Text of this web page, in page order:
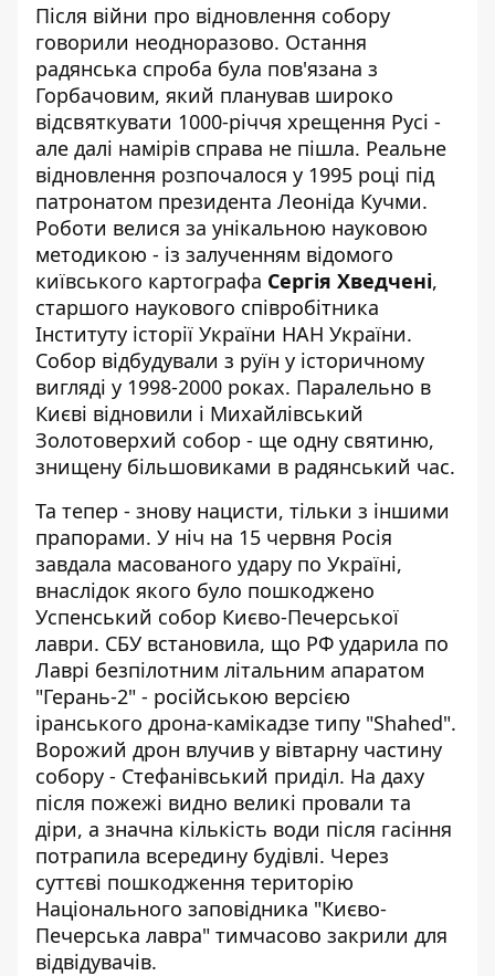
Після війни про відновлення собору
говорили неодноразово. Остання
радянська спроба була пов'язана з
Горбачовим, який планував широко
відсвяткувати 1000-річчя хрещення Русі -
але далі намірів справа не пішла. Реальне
відновлення розпочалося у 1995 році під
патронатом президента Леоніда Кучми.
Роботи велися за унікальною науковою
методикою - із залученням відомого
київського картографа Сергія Хведчені,
старшого наукового співробітника
Інституту історії України НАН України.
Собор відбудували з руїн у історичному
вигляді у 1998-2000 роках. Паралельно в
Києві відновили і Михайлівський
Золотоверхий собор - ще одну святиню,
знищену більшовиками в радянський час.
Та тепер - знову нацисти, тільки з іншими
прапорами. У ніч на 15 червня Росія
завдала масованого удару по Україні,
внаслідок якого було пошкоджено
Успенський собор Києво-Печерської
лаври. СБУ встановила, що РФ ударила по
Лаврі безпілотним літальним апаратом
"Герань-2" - російською версією
іранського дрона-камікадзе типу "Shahed".
Ворожий дрон влучив у вівтарну частину
собору - Стефанівський приділ. На даху
після пожежі видно великі провали та
діри, а значна кількість води після гасіння
потрапила всередину будівлі. Через
суттєві пошкодження територію
Національного заповідника "Києво-
Печерська лавра" тимчасово закрили для
відвідувачів.